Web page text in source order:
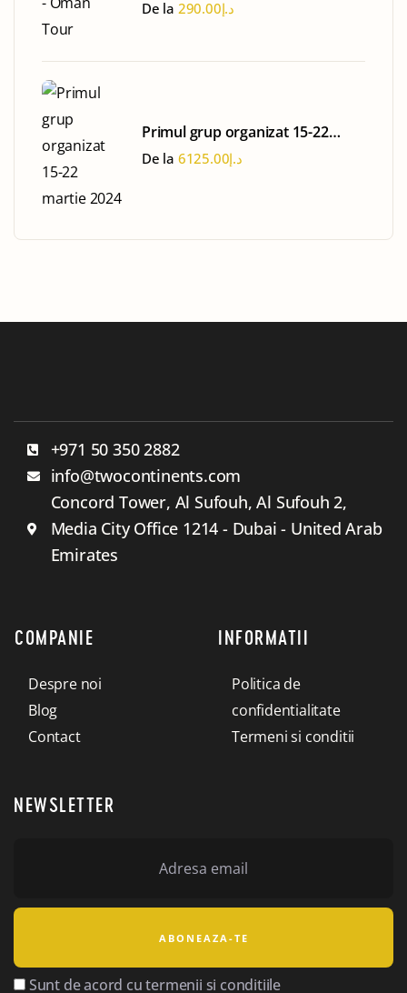
De la د.إ290.00
Primul grup organizat 15-22
martie 2024
De la د.إ6125.00
+971 50 350 2882
info@twocontinents.com
Concord Tower, Al Sufouh, Al Sufouh 2,
Media City Office 1214 - Dubai - United Arab
Emirates
COMPANIE
Despre noi
Blog
Contact
INFORMATII
Politica de
confidentialitate
Termeni si conditii
NEWSLETTER
Sunt de acord cu termenii si conditiile